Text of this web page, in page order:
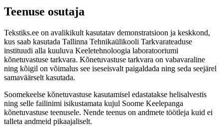
Teenuse osutaja
Tekstiks.ee on avalikikult kasutatav demonstratsioon ja keskkond,
kus saab kasutada Tallinna Tehnikaülikooli Tarkvarateaduse
instituudi alla kuuluva Keeletehnoloogia laboratooriumi
kõnetuvastuse tarkvara. Kõnetuvastuse tarkvara on vabavaraline
ning kõigil on võimalus see iseseisvalt paigaldada ning seda seejärel
samaväärselt kasutada.
Soomekeelse kõnetuvastuse kasutamisel edastatakse helisalvestis
ning selle failinimi isikustamata kujul Soome Keelepanga
kõnetuvastuse teenusele. Nende teenus on andmete töötleja kuid ei
talleta andmeid pikaajaliselt.